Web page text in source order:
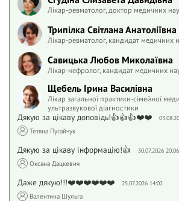
Лікар-ревматолог, доктор медичних
Трипілка Світлана Анатоліївна
Лікар-ревматолог, кандидат медичних
Савицька Любов Миколаївна
Лікар-нефролог, кандидат медичних
Щебель Ірина Василівна
Лікар загальної практики-сімейної
ультразвукової діагностики
Дякую за цікаву доповідь!👍👍👍❤️❤️
Тетяна Пугайчук
Дякую за цікаву інформацію!👍 30.07.2026 20:06
Оксана Дацкевич
Даже дякую!!!❤️❤️❤️❤️❤️❤️ 25.07.2026 14:02
Валентина Шульга